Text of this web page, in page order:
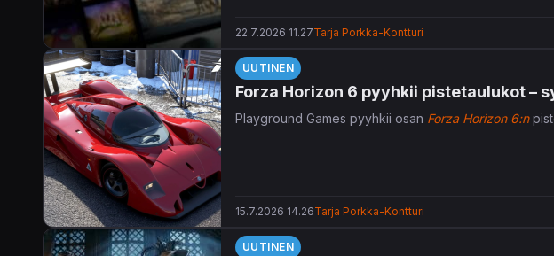
22.7.2026 11.27Tarja Porkka-Kontturi
UUTINEN
Forza Horizon 6 pyyhkii pistetaulukot –
Playground Games pyyhkii osan Forza Horizon 6:n
15.7.2026 14.26Tarja Porkka-Kontturi
UUTINEN